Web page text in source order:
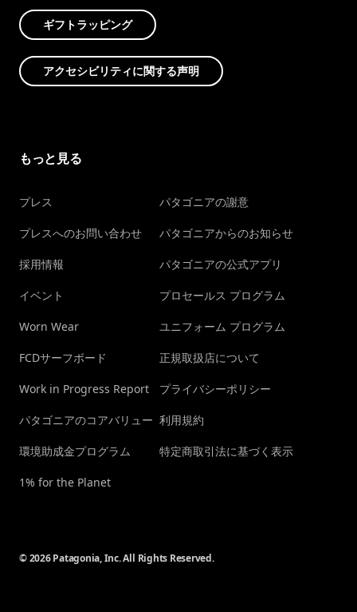
ギフトラッピング
アクセシビリティに関する声明
もっと見る
プレス
プレスへのお問い合わせ
採用情報
イベント
Worn Wear
FCDサーフボード
Work in Progress Report
パタゴニアのコアバリュー
環境助成金プログラム
1% for the Planet
パタゴニアの謝意
パタゴニアからのお知らせ
パタゴニアの公式アプリ
プロセールス プログラム
ユニフォーム プログラム
正規取扱店について
プライバシーポリシー
利用規約
特定商取引法に基づく表示
© 2026 Patagonia, Inc. All Rights Reserved.